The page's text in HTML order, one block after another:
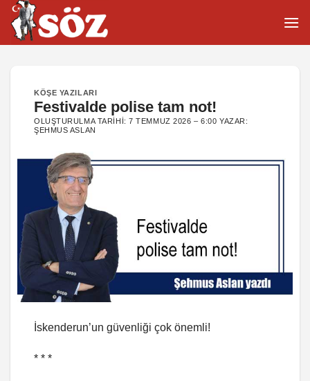
İçeriğe
atla
KÖŞE YAZILARI
Festivalde polise tam not!
OLUŞTURULMA TARIHI:7 TEMMUZ 2026 – 6:00 YAZAR:
ŞEHMUS ASLAN
İskenderun’un güvenliği çok önemli!
* * *